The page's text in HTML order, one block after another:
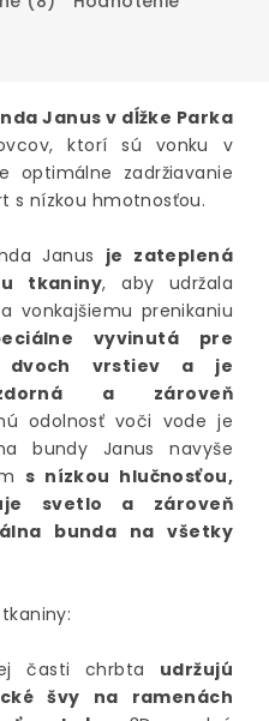
Janus v dĺžke Parka
ktorí sú vonku v
optimálne zadržiavanie
s nízkou hmotnosťou.
Janus je zateplená
tkaniny, aby udržala
vonkajšiemu prenikaniu
vyvinutá pre
dvoch vrstiev a je
a zároveň
odolnosť voči vode je
bundy Janus navyše
s nízkou hlučnosťou,
svetlo a zároveň
bunda na všetky
časti chrbta udržujú
švy na ramenách